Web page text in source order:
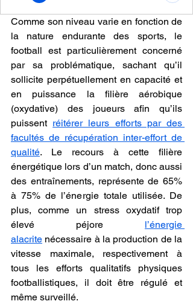
Comme son niveau varie en fonction de
la nature endurante des sports, le
football est particulièrement concerné
par sa problématique, sachant qu’il
sollicite perpétuellement en capacité et
en puissance la filière aérobique
(oxydative) des joueurs afin qu’ils
puissent réitérer leurs efforts par des
facultés de récupération inter-effort de
qualité. Le recours à cette filière
énergétique lors d’un match, donc aussi
des entraînements, représente de 65%
à 75% de l’énergie totale utilisée. De
plus, comme un stress oxydatif trop
élevé péjore l’énergie
alacrite nécessaire à la production de la
vitesse maximale, respectivement à
tous les efforts qualitatifs physiques
footballistiques, il doit être régulé et
même surveillé.